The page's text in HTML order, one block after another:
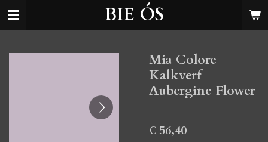
Ga
direct
BIE ÓS
Mia Colore
Kalkverf
Aubergine Flower
€ 56,40